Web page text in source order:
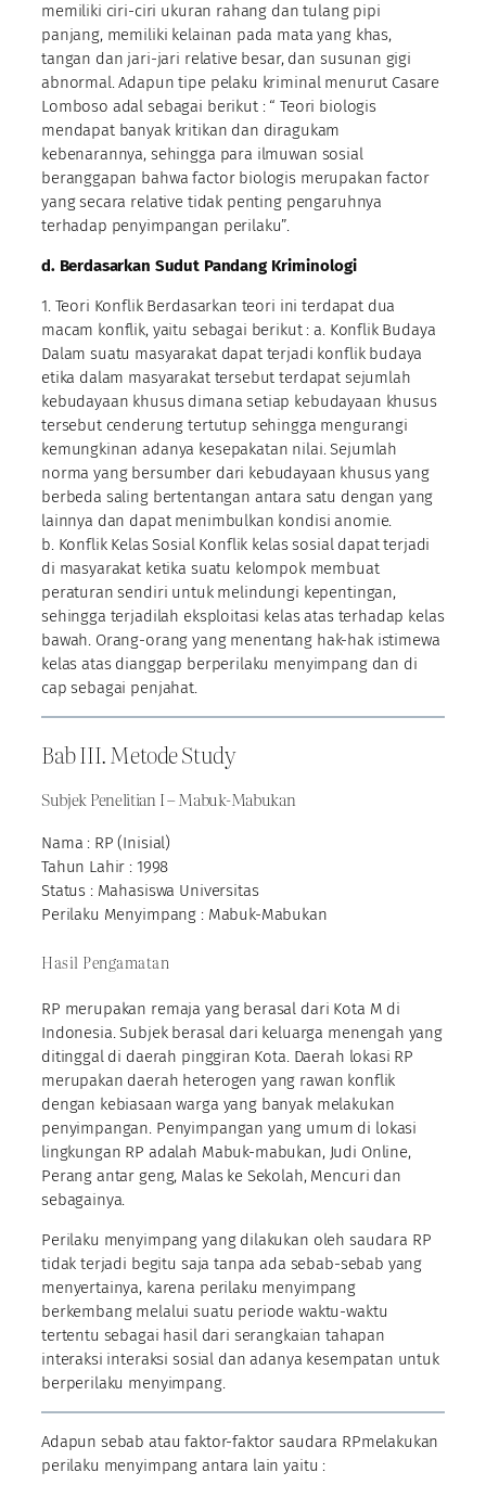
memiliki ciri-ciri ukuran rahang dan tulang pipi
panjang, memiliki kelainan pada mata yang khas,
tangan dan jari-jari relative besar, dan susunan gigi
abnormal. Adapun tipe pelaku kriminal menurut Casare
Lomboso adal sebagai berikut : “ Teori biologis
mendapat banyak kritikan dan diragukam
kebenarannya, sehingga para ilmuwan sosial
beranggapan bahwa factor biologis merupakan factor
yang secara relative tidak penting pengaruhnya
terhadap penyimpangan perilaku”.
d. Berdasarkan Sudut Pandang Kriminologi
1. Teori Konflik Berdasarkan teori ini terdapat dua
macam konflik, yaitu sebagai berikut : a. Konflik Budaya
Dalam suatu masyarakat dapat terjadi konflik budaya
etika dalam masyarakat tersebut terdapat sejumlah
kebudayaan khusus dimana setiap kebudayaan khusus
tersebut cenderung tertutup sehingga mengurangi
kemungkinan adanya kesepakatan nilai. Sejumlah
norma yang bersumber dari kebudayaan khusus yang
berbeda saling bertentangan antara satu dengan yang
lainnya dan dapat menimbulkan kondisi anomie.
b. Konflik Kelas Sosial Konflik kelas sosial dapat terjadi
di masyarakat ketika suatu kelompok membuat
peraturan sendiri untuk melindungi kepentingan,
sehingga terjadilah eksploitasi kelas atas terhadap kelas
bawah. Orang-orang yang menentang hak-hak istimewa
kelas atas dianggap berperilaku menyimpang dan di
cap sebagai penjahat.
Bab III. Metode Study
Subjek Penelitian I – Mabuk-Mabukan
Nama : RP (Inisial)
Tahun Lahir : 1998
Status : Mahasiswa Universitas
Perilaku Menyimpang : Mabuk-Mabukan
Hasil Pengamatan
RP merupakan remaja yang berasal dari Kota M di
Indonesia. Subjek berasal dari keluarga menengah yang
ditinggal di daerah pinggiran Kota. Daerah lokasi RP
merupakan daerah heterogen yang rawan konflik
dengan kebiasaan warga yang banyak melakukan
penyimpangan. Penyimpangan yang umum di lokasi
lingkungan RP adalah Mabuk-mabukan, Judi Online,
Perang antar geng, Malas ke Sekolah, Mencuri dan
sebagainya.
Perilaku menyimpang yang dilakukan oleh saudara RP
tidak terjadi begitu saja tanpa ada sebab-sebab yang
menyertainya, karena perilaku menyimpang
berkembang melalui suatu periode waktu-waktu
tertentu sebagai hasil dari serangkaian tahapan
interaksi interaksi sosial dan adanya kesempatan untuk
berperilaku menyimpang.
Adapun sebab atau faktor-faktor saudara RPmelakukan
perilaku menyimpang antara lain yaitu :